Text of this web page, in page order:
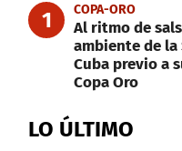
1 COPA-ORO
Al ritmo de
ambiente de la
Cuba previo a
Copa Oro
LO ÚLTIMO